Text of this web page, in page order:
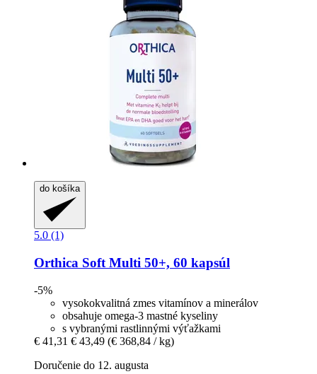
do košíka
5.0 (1)
Orthica Soft Multi 50+, 60 kapsúl
-5%
vysokokvalitná zmes vitamínov a minerálov
obsahuje omega-3 mastné kyseliny
s vybranými rastlinnými výťažkami
€ 41,31 € 43,49 (€ 368,84 / kg)
Doručenie do 12. augusta